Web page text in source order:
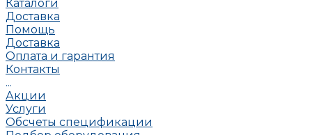
Каталоги
Доставка
Помощь
Доставка
Оплата и гарантия
Контакты
...
Акции
Услуги
Обсчеты спецификации